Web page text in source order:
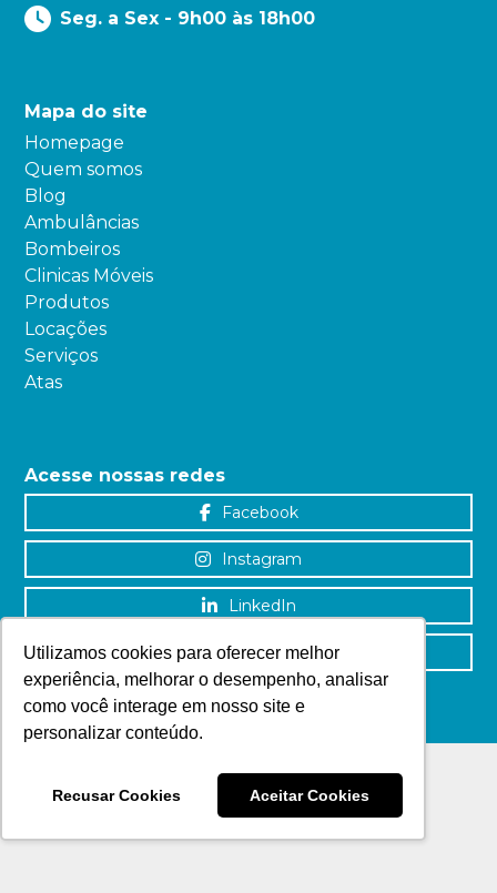
Utilizamos cookies para oferecer melhor
experiência, melhorar o desempenho, analisar
como você interage em nosso site e
personalizar conteúdo.
Recusar Cookies Aceitar Cookies
Seg. a Sex - 9h00 às 18h00
Mapa do site
Homepage
Quem somos
Blog
Ambulâncias
Bombeiros
Clinicas Móveis
Produtos
Locações
Serviços
Atas
Acesse nossas redes
Facebook
Instagram
LinkedIn
YouTube